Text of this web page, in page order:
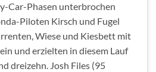
Car-Phasen unterbrochen
Piloten Kirsch und Fugel
Wiese und Kiesbett mit
und erzielten in diesem Lauf
dreizehn. Josh Files (95